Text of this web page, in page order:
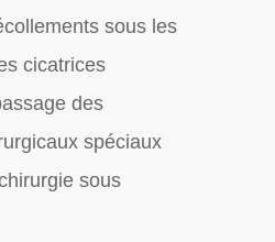
sous les
cicatrices
des
spéciaux
sous